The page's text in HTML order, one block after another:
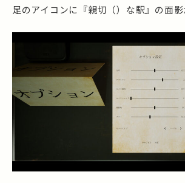
足のアイコンに『親切（）な駅』の面影